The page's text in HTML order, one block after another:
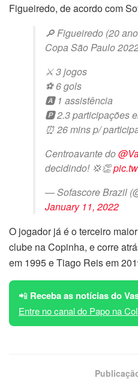
Figueiredo, de acordo com
🔎 Figueiredo (20
Copa São Paulo
⚔️ 3 jogos
⚽️ 6 gols
🅰️ 1 assistência
🅿️ 2.3 participações
⏰ 26 mins p/
Centroavante do
decidindo! 💢👏
— Sofascore Brazil
January 11, 2022
O jogador já é o terceiro
clube na Copinha, e corre
em 1995 e Tiago Reis em
📲 Receba as notícias do
Entre no canal do Papo na